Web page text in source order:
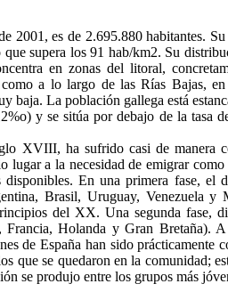
2001, es de 2.695.880 habitantes. Su
supera los 91 hab/km2. Su
en zonas del litoral,
a lo largo de las Rías Bajas, en
baja. La población gallega está
y se sitúa por debajo de la tasa
XVIII, ha sufrido casi de manera
lugar a la necesidad de emigrar como
En una primera fase, el
Brasil, Uruguay, Venezuela y
del XX. Una segunda fase,
Holanda y Gran Bretaña).
de España han sido prácticamente
que se quedaron en la comunidad;
se produjo entre los grupos más